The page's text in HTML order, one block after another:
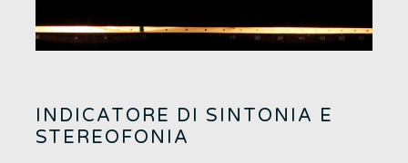
INDICATORE DI SINTONIA E
STEREOFONIA